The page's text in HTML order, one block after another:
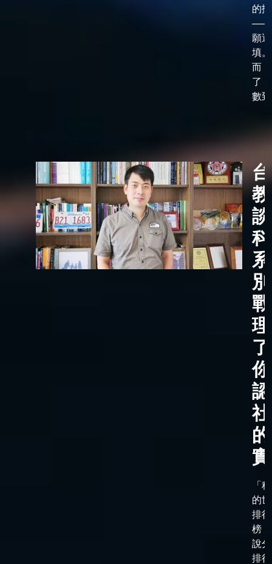
的
——
願選
填
而
了
數
科
實
「
的
排行
榜
說
排行